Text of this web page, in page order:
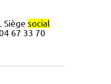
Siège social
67 33 70